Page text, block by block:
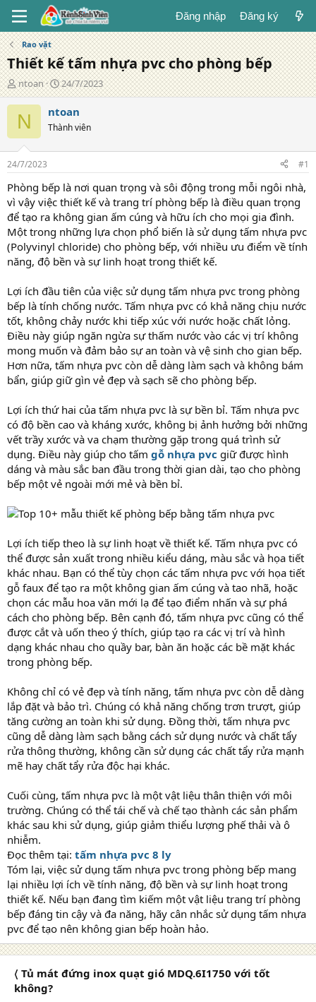
Đăng nhập Đăng ký
Rao vặt
Thiết kế tấm nhựa pvc cho phòng bếp
T
á
c
g
ả
ntoan
N
g
à
đ
g
24/7/2023
N ntoan
Thành viên
24/7/2023 #1
Phòng bếp là nơi quan trọng và sôi động trong mỗi ngôi nhà,
vì vậy việc thiết kế và trang trí phòng bếp là điều quan trọng
để tạo ra không gian ấm cúng và hữu ích cho mọi gia đình.
Một trong những lựa chọn phổ biến là sử dụng tấm nhựa pvc
(Polyvinyl chloride) cho phòng bếp, với nhiều ưu điểm về tính
năng, độ bền và sự linh hoạt trong thiết kế.
Lợi ích đầu tiên của việc sử dụng tấm nhựa pvc trong phòng
bếp là tính chống nước. Tấm nhựa pvc có khả năng chịu nước
tốt, không chảy nước khi tiếp xúc với nước hoặc chất lỏng.
Điều này giúp ngăn ngừa sự thấm nước vào các vị trí không
mong muốn và đảm bảo sự an toàn và vệ sinh cho gian bếp.
Hơn nữa, tấm nhựa pvc còn dễ dàng làm sạch và không bám
bẩn, giúp giữ gìn vẻ đẹp và sạch sẽ cho phòng bếp.
Lợi ích thứ hai của tấm nhựa pvc là sự bền bỉ. Tấm nhựa pvc
có độ bền cao và kháng xước, không bị ảnh hưởng bởi những
vết trầy xước và va chạm thường gặp trong quá trình sử
dụng. Điều này giúp cho tấm gỗ nhựa pvc giữ được hình
dáng và màu sắc ban đầu trong thời gian dài, tạo cho phòng
bếp một vẻ ngoài mới mẻ và bền bỉ.
Lợi ích tiếp theo là sự linh hoạt về thiết kế. Tấm nhựa pvc có
thể được sản xuất trong nhiều kiểu dáng, màu sắc và họa tiết
khác nhau. Bạn có thể tùy chọn các tấm nhựa pvc với họa tiết
gỗ faux để tạo ra một không gian ấm cúng và tao nhã, hoặc
chọn các mẫu hoa văn mới lạ để tạo điểm nhấn và sự phá
cách cho phòng bếp. Bên cạnh đó, tấm nhựa pvc cũng có thể
được cắt và uốn theo ý thích, giúp tạo ra các vị trí và hình
dạng khác nhau cho quầy bar, bàn ăn hoặc các bề mặt khác
trong phòng bếp.
Không chỉ có vẻ đẹp và tính năng, tấm nhựa pvc còn dễ dàng
lắp đặt và bảo trì. Chúng có khả năng chống trơn trượt, giúp
tăng cường an toàn khi sử dụng. Đồng thời, tấm nhựa pvc
cũng dễ dàng làm sạch bằng cách sử dụng nước và chất tẩy
rửa thông thường, không cần sử dụng các chất tẩy rửa mạnh
mẽ hay chất tẩy rửa độc hại khác.
Cuối cùng, tấm nhựa pvc là một vật liệu thân thiện với môi
trường. Chúng có thể tái chế và chế tạo thành các sản phẩm
khác sau khi sử dụng, giúp giảm thiểu lượng phế thải và ô
nhiễm.
Đọc thêm tại: tấm nhựa pvc 8 ly
Tóm lại, việc sử dụng tấm nhựa pvc trong phòng bếp mang
lại nhiều lợi ích về tính năng, độ bền và sự linh hoạt trong
thiết kế. Nếu bạn đang tìm kiếm một vật liệu trang trí phòng
bếp đáng tin cậy và đa năng, hãy cân nhắc sử dụng tấm nhựa
pvc để tạo nên không gian bếp hoàn hảo.
〈 Tủ mát đứng inox quạt gió MDQ.6I1750 với tốt
không?